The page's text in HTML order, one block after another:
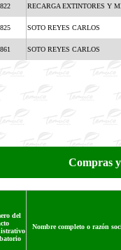
RECARGA EXTINTORES Y
SOTO REYES CARLOS
SOTO REYES CARLOS
Compras
del
Nombre completo o razón